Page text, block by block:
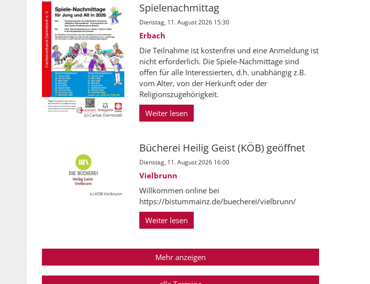
(c) Caritas Darmstadt
Spielenachmittag
Dienstag, 11. August 2026 15:30
Erbach
Die Teilnahme ist kostenfrei und eine Anmeldung ist
nicht erforderlich. Die Spiele-Nachmittage sind
offen für alle Interessierten, d.h. unabhängig z.B.
vom Alter, von der Herkunft oder der
Religionszugehörigkeit.
Weiter lesen
(c) KÖB Vielbrunn
Bücherei Heilig Geist (KÖB) geöffnet
Dienstag, 11. August 2026 16:00
Vielbrunn
Willkommen online bei
https://bistummainz.de/buecherei/vielbrunn/
Weiter lesen
Mehr anzeigen